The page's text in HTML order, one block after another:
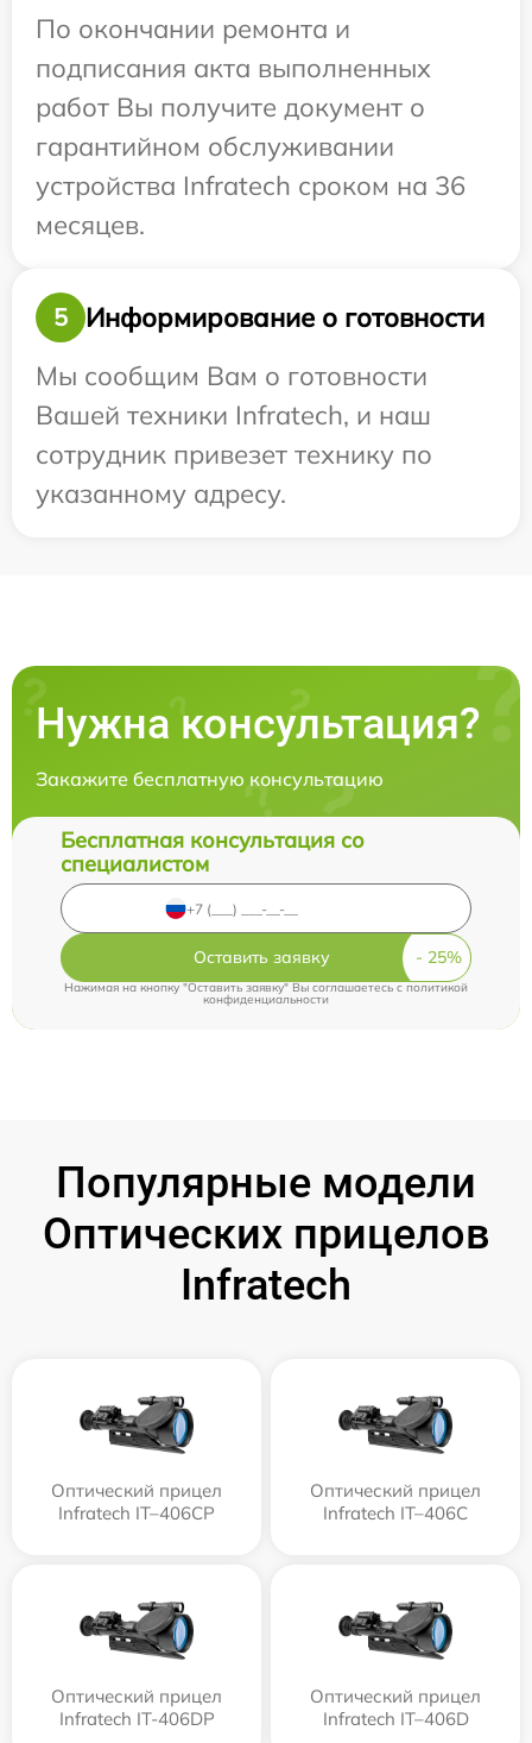
По окончании ремонта и
подписания акта выполненных
работ Вы получите документ о
гарантийном обслуживании
устройства Infratech сроком на 36
месяцев.
5
Информирование о готовности
Мы сообщим Вам о готовности
Вашей техники Infratech, и наш
сотрудник привезет технику по
указанному адресу.
Нужна консультация?
Закажите бесплатную консультацию
Бесплатная консультация со
специалистом
Оставить заявку
Нажимая на кнопку "Оставить заявку" Вы соглашаетесь c политикой
конфиденциальности
Популярные модели
Оптических прицелов
Infratech
Оптический прицел
Infratech IT–406СP
Оптический прицел
Infratech IT–406С
Оптический прицел
Infratech IT-406DP
Оптический прицел
Infratech IT–406D